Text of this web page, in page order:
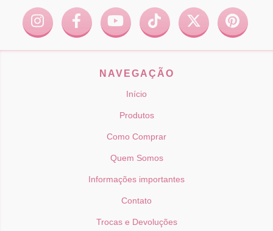
NAVEGAÇÃO
Início
Produtos
Como Comprar
Quem Somos
Informações importantes
Contato
Trocas e Devoluções